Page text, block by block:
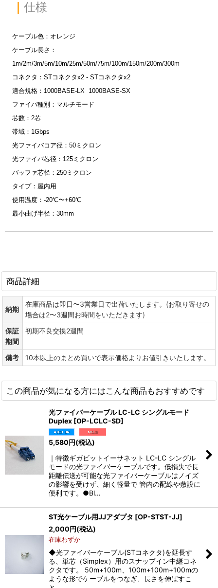
仕様
ケーブル色：オレンジ
ケーブル長さ：
1m/2m/3m/5m/10m/25m/50m/75m/100m/150m/200m/300m
コネクタ：STコネクタx2 - STコネクタx2
適合規格：1000BASE-LX 1000BASE-SX
ファイバ種別：マルチモード
芯数：2芯
帯域：1Gbps
光ファイバコア径：50ミクロン
光ファイバ芯径：125ミクロン
バッファ芯径：250ミクロン
タイプ：屋内用
使用温度：-20℃〜+60℃
最小曲げ半径：30mm
商品詳細
納期
在庫商品は即日〜3営業日で出荷いたします。(お取り寄せの
場合は2〜3週間お時間をいただきます)
保証
期間
初期不良交換2週間
備考 10本以上のまとめ買いで表示価格よりお値引きいたします。
この商品が気になる方にはこんな商品もおすすめです
光ファイバーケーブル LC-LC シングルモード
Duplex [OP-LCLC-SD]
5,580円(税込)
｜特徴ギガビットイーサネット LC-LC シングル
モードの光ファイバーケーブルです。低損失で長
距離伝送が可能な光ファイバーケーブルはノイズ
の影響を受けず、細く軽量で 管内の配線や敷設に
便利です。●Bl…
ST光ケーブル用JJアダプタ [OP-STST-JJ]
2,000円(税込)
在庫わずか
◆光ファイバーケーブル(STコネクタ)を延長す
る、単芯（Simplex）用のスナップイン中継コネ
クタです。 50m+100m、100m+100m+100mの
ような形でケーブルをつなぎ、長さを伸ばすこ